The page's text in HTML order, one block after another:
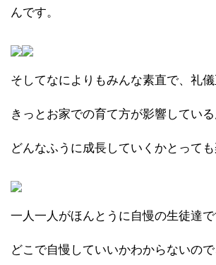
んです。
そしてなによりもみんな素直で、礼
きっとお家での育て方が影響している
どんなふうに成長していくかとっても
一人一人がほんとうに自慢の生徒達で
どこで自慢していいかわからないの